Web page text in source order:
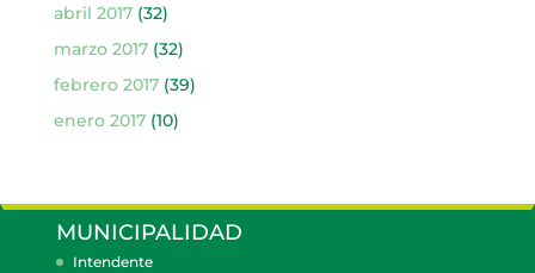
abril 2017(32)
marzo 2017(32)
febrero 2017(39)
enero 2017(10)
MUNICIPALIDAD
Intendente